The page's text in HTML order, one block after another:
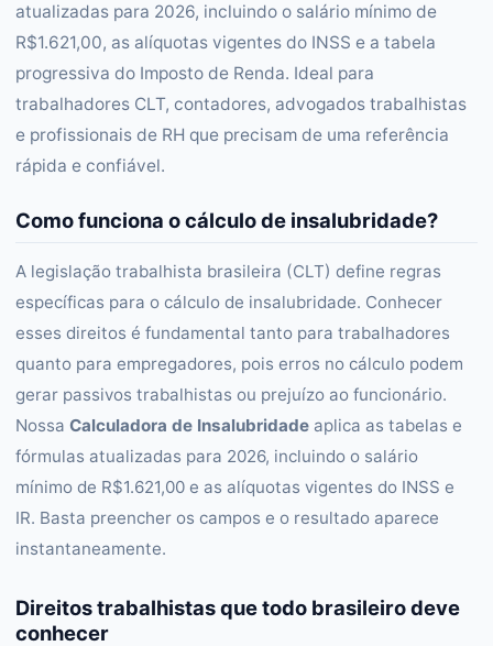
atualizadas para 2026, incluindo o salário mínimo de
R$1.621,00, as alíquotas vigentes do INSS e a tabela
progressiva do Imposto de Renda. Ideal para
trabalhadores CLT, contadores, advogados trabalhistas
e profissionais de RH que precisam de uma referência
rápida e confiável.
Como funciona o cálculo de insalubridade?
A legislação trabalhista brasileira (CLT) define regras
específicas para o cálculo de insalubridade. Conhecer
esses direitos é fundamental tanto para trabalhadores
quanto para empregadores, pois erros no cálculo podem
gerar passivos trabalhistas ou prejuízo ao funcionário.
Nossa Calculadora de Insalubridade aplica as tabelas e
fórmulas atualizadas para 2026, incluindo o salário
mínimo de R$1.621,00 e as alíquotas vigentes do INSS e
IR. Basta preencher os campos e o resultado aparece
instantaneamente.
Direitos trabalhistas que todo brasileiro deve
conhecer